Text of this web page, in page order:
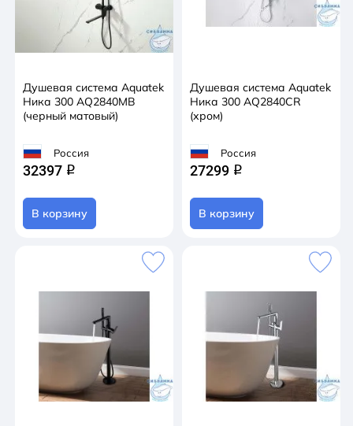
Душевая система Aquatek
Ника 300 AQ2840MB
(черный матовый)
Россия
32397 q
В корзину
Душевая система Aquatek
Ника 300 AQ2840CR
(хром)
Россия
27299 q
В корзину